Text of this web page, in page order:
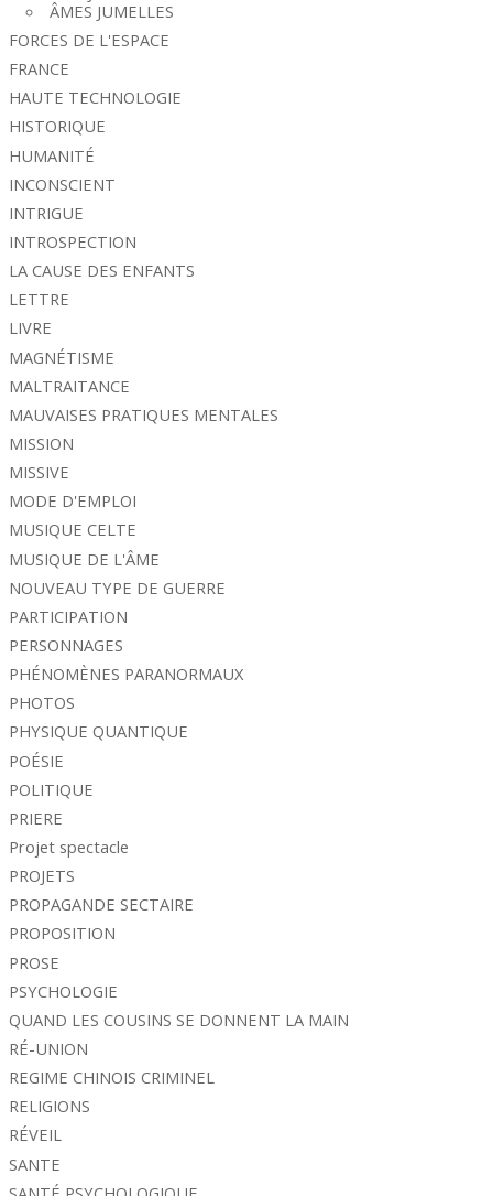
ÂMES JUMELLES
FORCES DE L'ESPACE
FRANCE
HAUTE TECHNOLOGIE
HISTORIQUE
HUMANITÉ
INCONSCIENT
INTRIGUE
INTROSPECTION
LA CAUSE DES ENFANTS
LETTRE
LIVRE
MAGNÉTISME
MALTRAITANCE
MAUVAISES PRATIQUES MENTALES
MISSION
MISSIVE
MODE D'EMPLOI
MUSIQUE CELTE
MUSIQUE DE L'ÂME
NOUVEAU TYPE DE GUERRE
PARTICIPATION
PERSONNAGES
PHÉNOMÈNES PARANORMAUX
PHOTOS
PHYSIQUE QUANTIQUE
POÉSIE
POLITIQUE
PRIERE
Projet spectacle
PROJETS
PROPAGANDE SECTAIRE
PROPOSITION
PROSE
PSYCHOLOGIE
QUAND LES COUSINS SE DONNENT LA MAIN
RÉ-UNION
REGIME CHINOIS CRIMINEL
RELIGIONS
RÉVEIL
SANTE